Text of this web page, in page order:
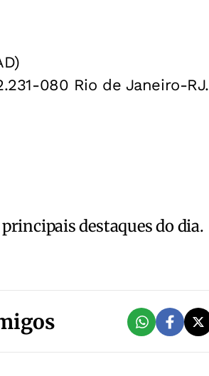
080 Rio de Janeiro-RJ.
destaques do dia.